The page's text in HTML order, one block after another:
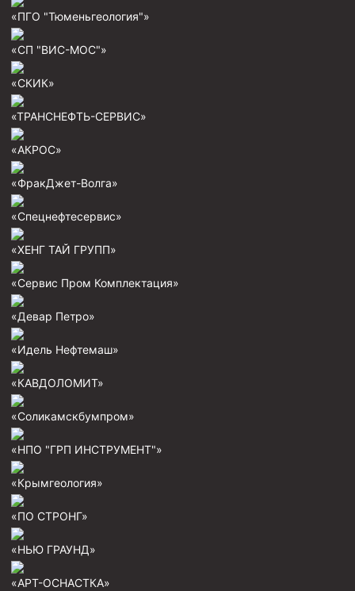
Буровые установки
приготовления и очистки бурового раствора
Технологическая оснастка обсадных колонн
Патрубки цементировочные ПЦ
Краны шаровые КШЗ
Головки цементировочные универсальные
скважин УЭЦС
Турбулизаторы типа ЦТ
Кольца ограничительные ПЦ и ЦЦ
Клапаны обратные
Краны шаровые и пробковые
Скребки корончатые СК и тросовые СТ
Центраторы колонные
Герметизаторы устьевые
Инструмент для бурения и КРС (ловильный, аварийный)
«ПГО "Тюменьгеология"»
«СП "ВИС-МОС"»
«СКИК»
«ТРАНСНЕФТЬ-СЕРВИС»
«АКРОС»
«ФракДжет-Волга»
«Спецнефтесервис»
«ХЕНГ ТАЙ ГРУПП»
«Сервис Пром Комплектация»
«Девар Петро»
«Идель Нефтемаш»
«КАВДОЛОМИТ»
«Соликамскбумпром»
«НПО "ГРП ИНСТРУМЕНТ"»
«Крымгеология»
«ПО СТРОНГ»
«НЬЮ ГРАУНД»
«АРТ-ОСНАСТКА»